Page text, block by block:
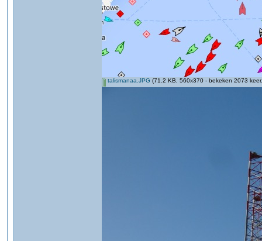
talismanaa.JPG (71.2 KB, 560x370 - bekeken 2073